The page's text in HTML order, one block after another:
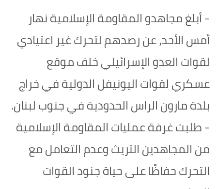
- أبلغ مجاهدو المقاومة الإسلامية نهار
أمس الأحد، عن رصدهم لتحرك غير اعتيادي
لقوات العدو الإسرائيلي خلف موقع
عسكري لقوات اليونيفل الدولية في خراج
بلدة مارون الراس الحدودية في جنوب لبنان.
- طلبت غرفة عمليات المقاومة الإسلامية
من المجاهدين التريث وعدم التعامل مع
التحرك حفاظًا على حياة جنود القوات